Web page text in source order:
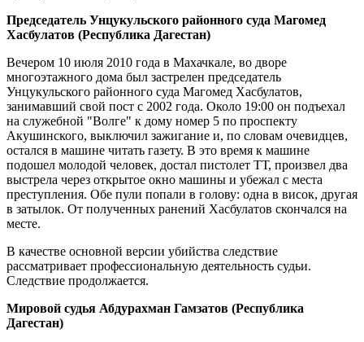
Председатель Унцукульского районного суда Магомед
Хасбулатов (Республика Дагестан)
Вечером 10 июля 2010 года в Махачкале, во дворе
многоэтажного дома был застрелен председатель
Унцукульского районного суда Магомед Хасбулатов,
занимавший свой пост с 2002 года. Около 19:00 он подъехал
на служебной "Волге" к дому номер 5 по проспекту
Акушинского, выключил зажигание и, по словам очевидцев,
остался в машине читать газету. В это время к машине
подошел молодой человек, достал пистолет ТТ, произвел два
выстрела через открытое окно машины и убежал с места
преступления. Обе пули попали в голову: одна в висок, другая
в затылок. От полученных ранений Хасбулатов скончался на
месте.
В качестве основной версии убийства следствие
рассматривает профессиональную деятельность судьи.
Следствие продолжается.
Мировой судья Абдурахман Гамзатов (Республика
Дагестан)